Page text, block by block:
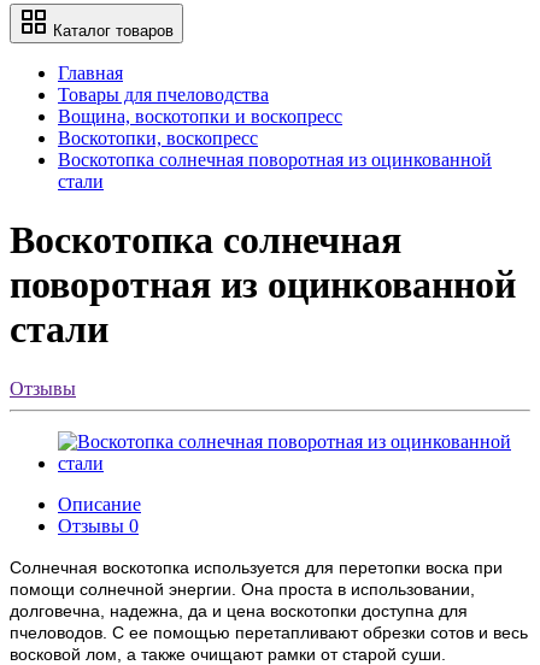
Каталог товаров
Главная
Товары для пчеловодства
Вощина, воскотопки и воскопресс
Воскотопки, воскопресс
Воскотопка солнечная поворотная из оцинкованной
стали
Воскотопка солнечная
поворотная из оцинкованной
стали
Отзывы
Описание
Отзывы 0
Солнечная воскотопка используется для перетопки воска при
помощи солнечной энергии. Она проста в использовании,
долговечна, надежна, да и цена воскотопки доступна для
пчеловодов. С ее помощью перетапливают обрезки сотов и весь
восковой лом, а также очищают рамки от старой суши.